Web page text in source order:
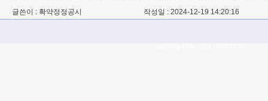
글쓴이 : 확약정정공시 작성일 : 2024-12-19 14:20:16